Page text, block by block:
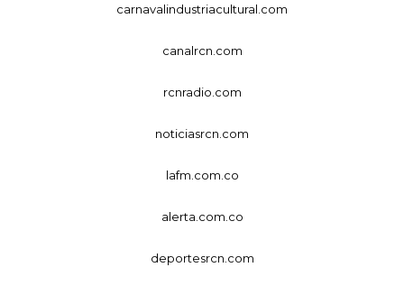
carnavalindustriacultural.com
canalrcn.com
rcnradio.com
noticiasrcn.com
lafm.com.co
alerta.com.co
deportesrcn.com